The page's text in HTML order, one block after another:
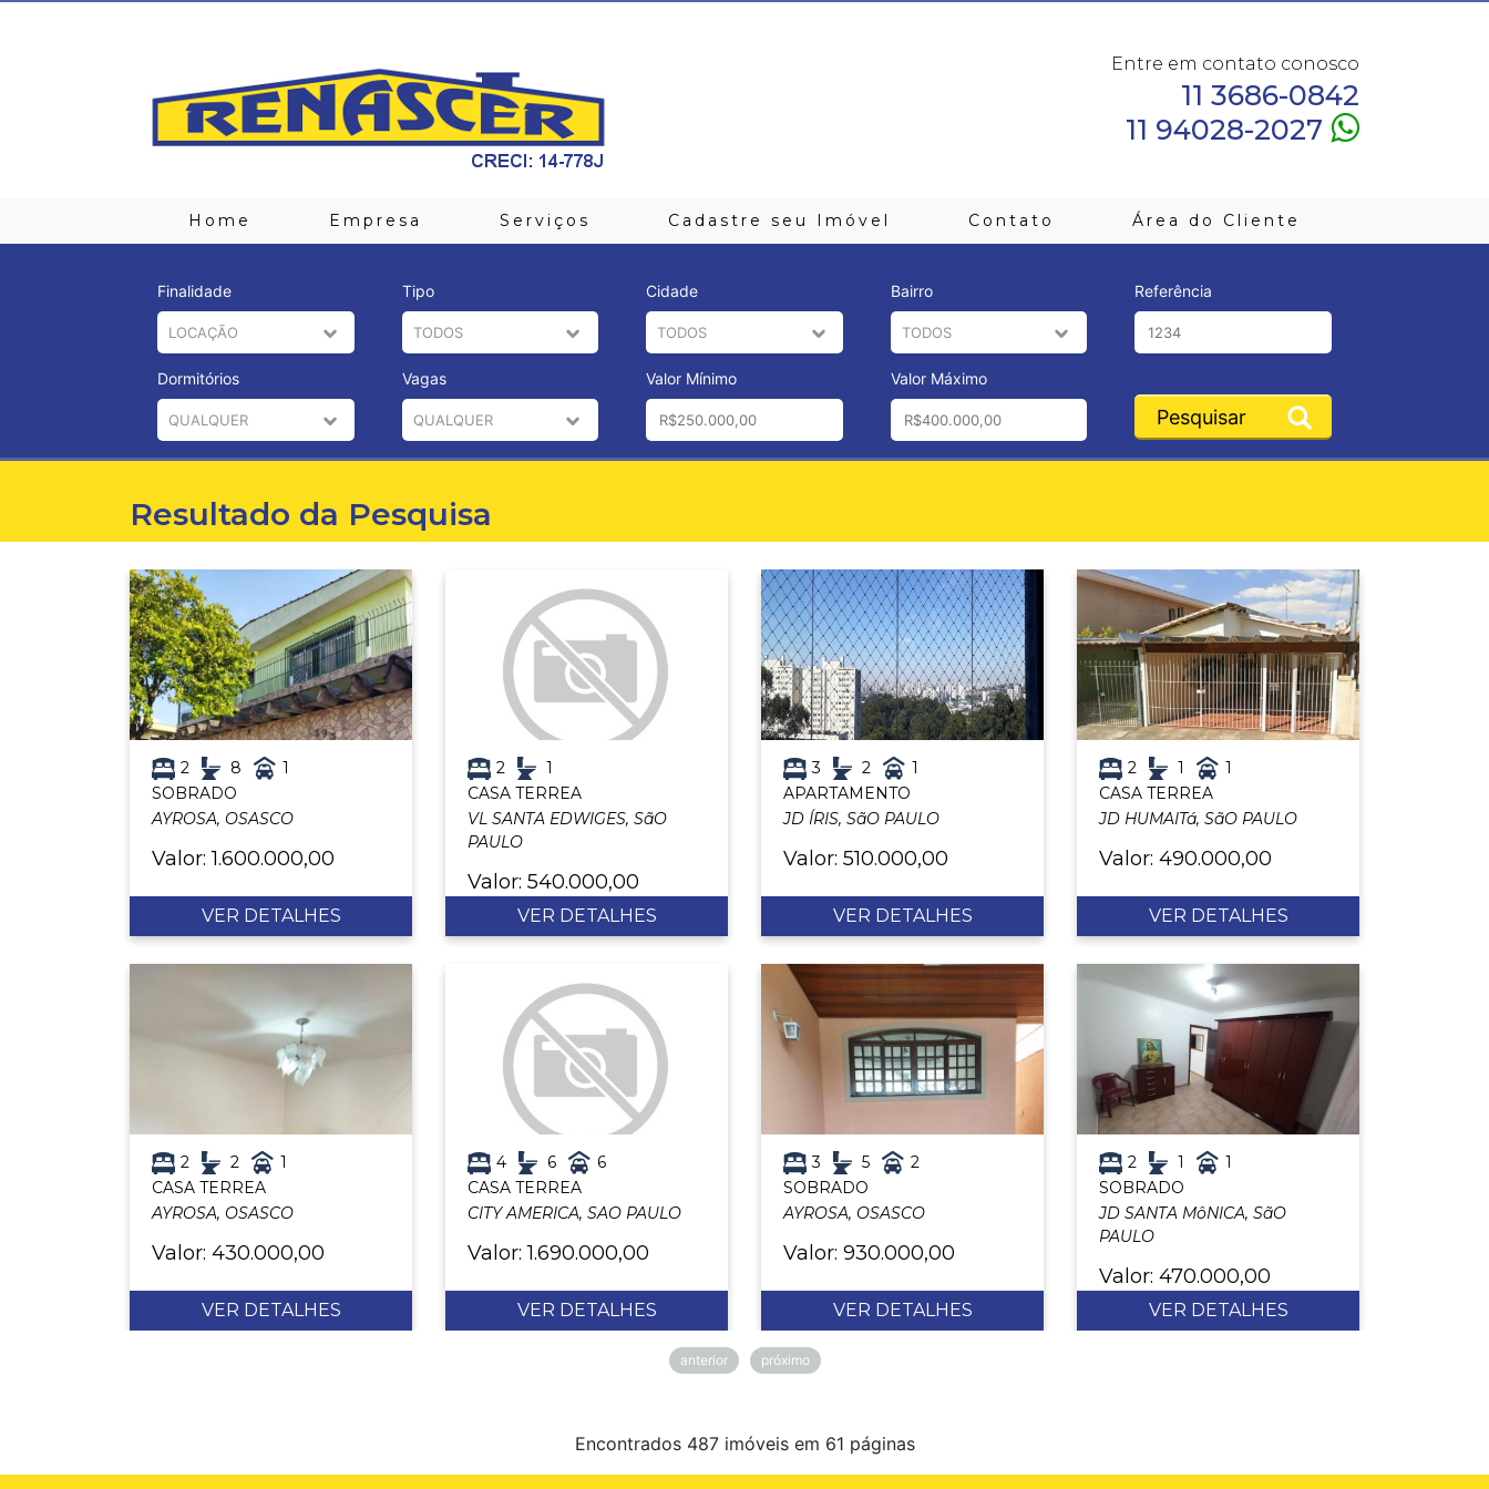
Entre em contato conosco
11 3686-0842
11 94028-2027
Home Empresa Serviços Cadastre seu Imóvel Contato Área do Cliente
Finalidade Tipo Cidade Bairro Referência
Dormitórios Vagas Valor Mínimo Valor Máximo
Resultado da Pesquisa
2 8
1
SOBRADO
AYROSA, OSASCO
Valor: 1.600.000,00
VER DETALHES
2
1
CASA TERREA
VL SANTA EDWIGES, SãO
PAULO
Valor: 540.000,00
VER DETALHES
3 2
1
APARTAMENTO
JD ÍRIS, SãO PAULO
Valor: 510.000,00
VER DETALHES
2 1
1
CASA TERREA
JD HUMAITá, SãO PAULO
Valor: 490.000,00
VER DETALHES
2 2
1
CASA TERREA
AYROSA, OSASCO
Valor: 430.000,00
VER DETALHES
4 6
6
CASA TERREA
CITY AMERICA, SAO PAULO
Valor: 1.690.000,00
VER DETALHES
3 5
2
SOBRADO
AYROSA, OSASCO
Valor: 930.000,00
VER DETALHES
2 1
1
SOBRADO
JD SANTA MôNICA, SãO
PAULO
Valor: 470.000,00
VER DETALHES
anterior próximo
Encontrados 487 imóveis em 61 páginas